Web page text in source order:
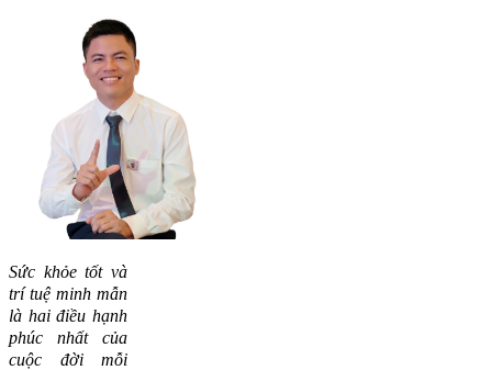
Sức khỏe tốt và
trí tuệ minh mẫn
là hai điều hạnh
phúc nhất của
cuộc đời mỗi